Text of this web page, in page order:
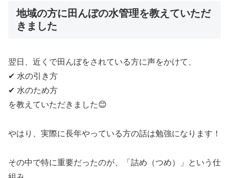
地域の方に田んぼの水管理を教えていただ
きました
翌日、近くで田んぼをされている方に声をかけて、
✔ 水の引き方
✔ 水のため方
を教えていただきました😊
やはり、実際に長年やっている方の話は勉強になります！
その中で特に重要だったのが、「詰め（つめ）」という仕